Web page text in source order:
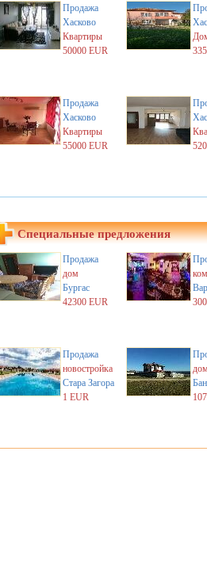
Продажа
Хасково
Квартиры
50000 EUR
Продажа
Хасково
Квартиры
55000 EUR
Специальные предложения
Продажа
дом
Бургас
42300 EUR
Продажа
новостройка
Стара Загора
1 EUR